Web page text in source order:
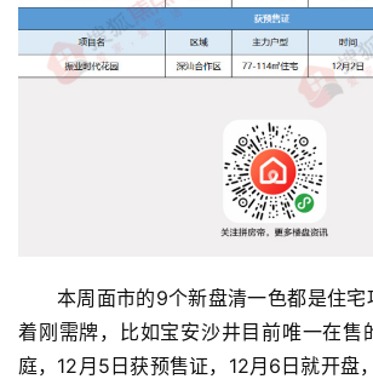
商
金
融
本周面市的9个新盘清一色都是住
着刚需牌，比如宝安沙井目前唯一在售
庭，12月5日获预售证，12月6日就开盘